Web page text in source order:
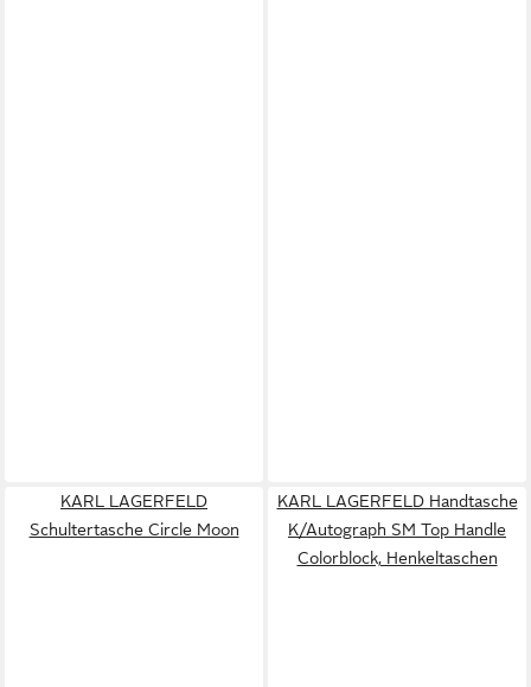
KARL LAGERFELD
Schultertasche Circle Moon
KARL LAGERFELD Handtasche
K/Autograph SM Top Handle
Colorblock, Henkeltaschen